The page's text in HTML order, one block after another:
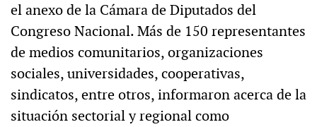
el anexo de la Cámara de Diputados del
Congreso Nacional. Más de 150 representantes
de medios comunitarios, organizaciones
sociales, universidades, cooperativas,
sindicatos, entre otros, informaron acerca de la
situación sectorial y regional como